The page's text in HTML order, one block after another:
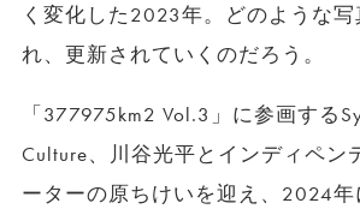
く変化した2023年。どのような写
れ、更新されていくのだろう。
「377975km2 Vol.3」に参画する
Culture、川谷光平とインディペン
ーターの原ちけいを迎え、2024